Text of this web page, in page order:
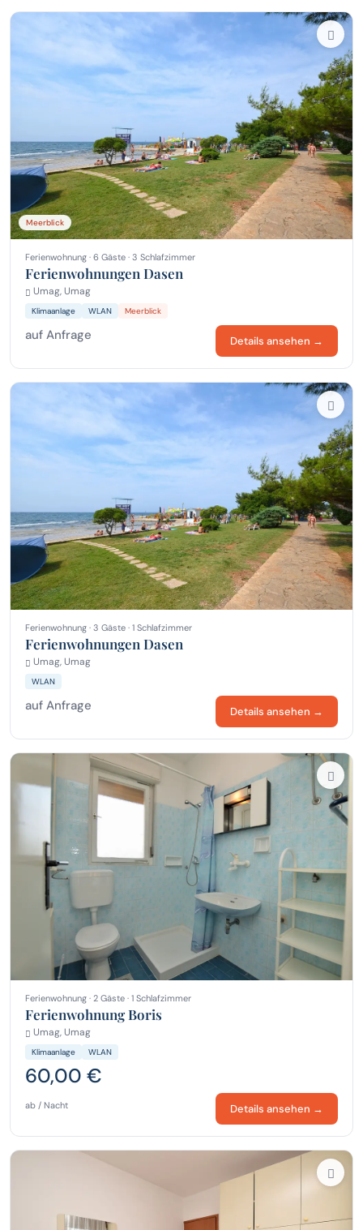
Meerblick
Ferienwohnung · 6 Gäste · 3 Schlafzimmer
Ferienwohnungen Dasen
Umag, Umag
Klimaanlage WLAN Meerblick
auf Anfrage Details ansehen →
Ferienwohnung · 3 Gäste · 1 Schlafzimmer
Ferienwohnungen Dasen
Umag, Umag
WLAN
auf Anfrage Details ansehen →
Ferienwohnung · 2 Gäste · 1 Schlafzimmer
Ferienwohnung Boris
Umag, Umag
Klimaanlage WLAN
60,00 €
ab / Nacht Details ansehen →